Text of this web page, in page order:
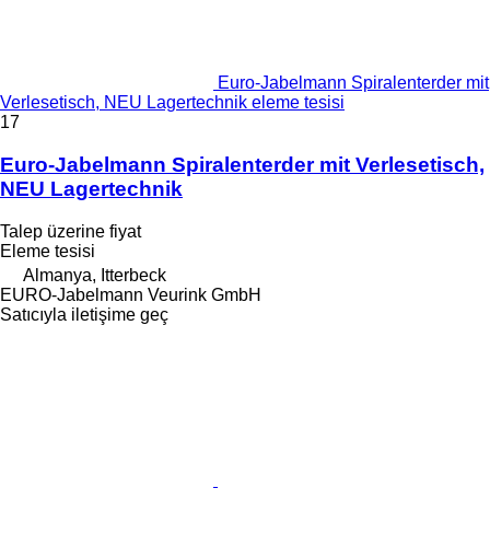
Euro-Jabelmann Spiralenterder mit
Verlesetisch, NEU Lagertechnik eleme tesisi
17
Euro-Jabelmann Spiralenterder mit Verlesetisch,
NEU Lagertechnik
Talep üzerine fiyat
Eleme tesisi
Almanya, Itterbeck
EURO-Jabelmann Veurink GmbH
Satıcıyla iletişime geç